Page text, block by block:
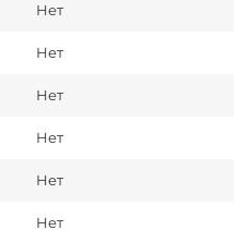
Нет
Нет
Нет
Нет
Нет
Нет